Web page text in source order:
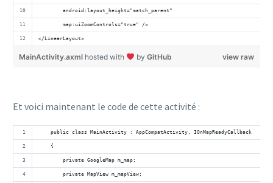
        android:layout_height="match_parent"
        map:uiZoomControls="true" />
</LinearLayout>
view raw
MainActivity.axml hosted with by GitHub
Et voici maintenant le code de cette activité :
    public class MainActivity : AppCompatActivity, IOnMapReadyCallback
    {
        private GoogleMap m_map;
        private MapView m_mapView;